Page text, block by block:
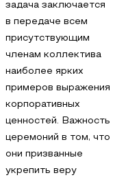
задача заключается
в передаче всем
присутствующим
членам коллектива
наиболее ярких
примеров выражения
корпоративных
ценностей. Важность
церемоний в том, что
они призванные
укрепить веру